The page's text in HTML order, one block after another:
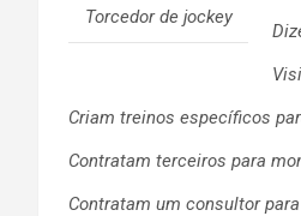
Torcedor de jockey
Criam treinos específicos
Contratam terceiros para
Contratam um consultor